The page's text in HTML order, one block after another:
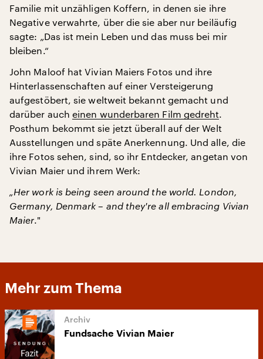
Familie mit unzähligen Koffern, in denen sie ihre
Negative verwahrte, über die sie aber nur beiläufig
sagte: „Das ist mein Leben und das muss bei mir
bleiben.“
John Maloof hat Vivian Maiers Fotos und ihre
Hinterlassenschaften auf einer Versteigerung
aufgestöbert, sie weltweit bekannt gemacht und
darüber aucheinen wunderbaren Film gedreht.
Posthum bekommt sie jetzt überall auf der Welt
Ausstellungen und späte Anerkennung. Und alle, die
ihre Fotos sehen, sind, so ihr Entdecker, angetan von
Vivian Maier und ihrem Werk:
„Her work is being seen around the world. London,
Germany, Denmark – and they're all embracing Vivian
Maier."
Mehr zum Thema
Fundsache Vivian Maier